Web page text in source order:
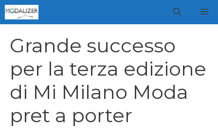
Vai
al
Grande successo
per la terza edizione
di Mi Milano Moda
pret a porter